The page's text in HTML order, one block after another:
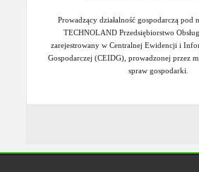
Prowadzący działalność gospodarczą pod
TECHNOLAND Przedsiębiorstwo
zarejestrowany w Centralnej Ewidencji i
Gospodarczej (CEIDG), prowadzonej przez
spraw gospodarki